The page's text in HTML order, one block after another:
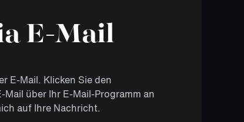
E-Mail
E-Mail. Klicken Sie den
über Ihr E-Mail-Programm an
auf Ihre Nachricht.